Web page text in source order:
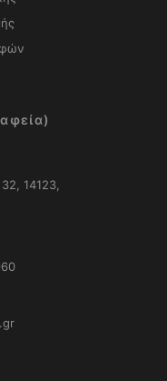
14123,